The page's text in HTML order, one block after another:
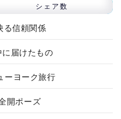
シェア数
る信頼関係
届けたもの
ーヨーク旅行
開ポーズ